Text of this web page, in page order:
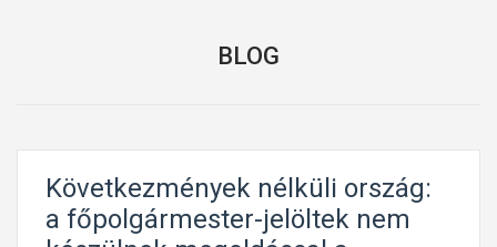
BLOG
Következmények nélküli ország:
a főpolgármester-jelöltek nem